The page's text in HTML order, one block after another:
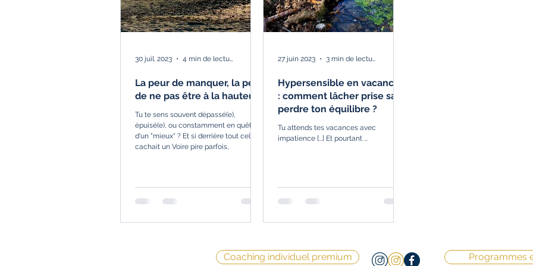
La peur de manquer, la peur
de ne pas être à la hauteur !
Tu te sens souvent dépassé(e),
épuisé(e), ou constamment en quête
d'un "mieux" ? Et si derrière tout cela se
cachait un Voire pire parfois,
30 juil. 2023 4 min de lecture
Hypersensible en vacances
: comment lâcher prise sans
perdre ton équilibre ?
Tu attends tes vacances avec
impatience [...] Et pourtant ...
27 juin 2023 3 min de lecture
Coaching individuel premium Programmes